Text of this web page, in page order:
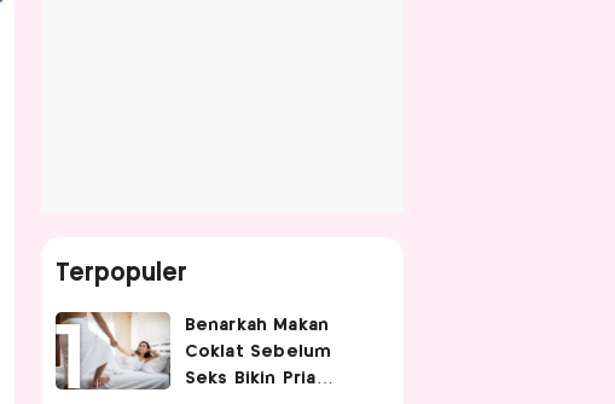
Terpopuler
Benarkah Makan
Coklat Sebelum
Seks Bikin Pria